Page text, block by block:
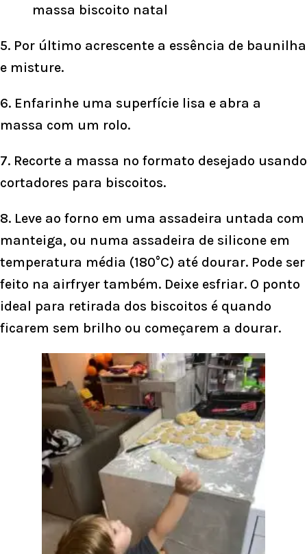
massa biscoito natal
5. Por último acrescente a essência de baunilha
e misture.
6. Enfarinhe uma superfície lisa e abra a
massa com um rolo.
7. Recorte a massa no formato desejado usando
cortadores para biscoitos.
8. Leve ao forno em uma assadeira untada com
manteiga, ou numa assadeira de silicone em
temperatura média (180°C) até dourar. Pode ser
feito na airfryer também. Deixe esfriar. O ponto
ideal para retirada dos biscoitos é quando
ficarem sem brilho ou começarem a dourar.